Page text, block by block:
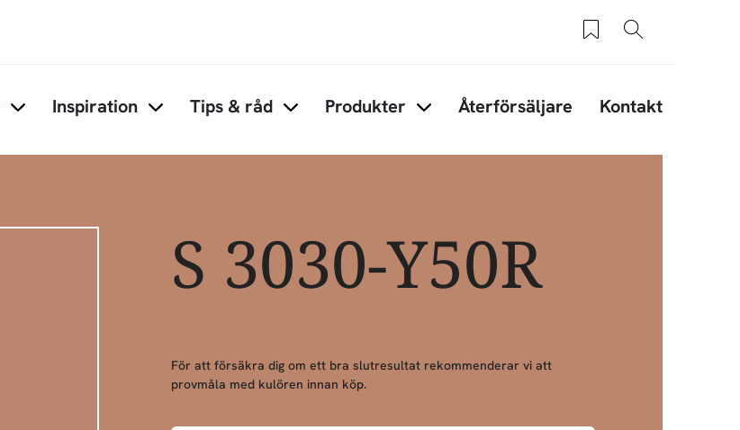
Sparade produkter
Sök
Inspiration Tips & råd Produkter Återförsäljare Kontakt
S 3030-Y50R
För att försäkra dig om ett bra slutresultat rekommenderar vi att
provmåla med kulören innan köp.